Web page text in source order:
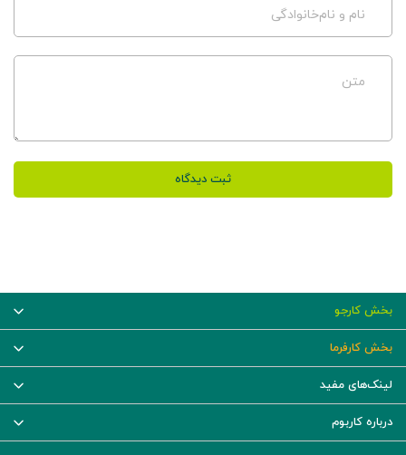
نام و نام‌خانوادگی
متن
ثبت دیدگاه
بخش کارجو
بخش کارفرما
لینک‌های مفید
درباره کاربوم